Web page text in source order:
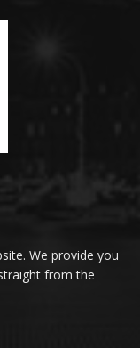
We provide you
from the